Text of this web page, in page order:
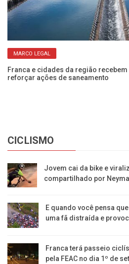
MARCO LEGAL
Franca e cidades da região recebem
reforçar ações de saneamento
CICLISMO
Jovem cai da bike e
compartilhado por
E quando você pensa
uma fã distraída e
Franca terá passeio
pela FEAC no dia 1º de